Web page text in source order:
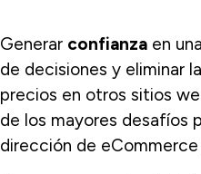
Generar confianza en
de decisiones y eliminar
precios en otros sitios
de los mayores desafíos
dirección de